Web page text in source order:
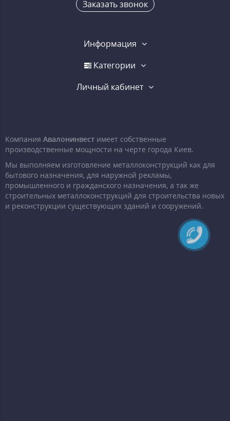
Заказать звонок
Информация
Категории
Личный кабинет
Компания Авалонинвест имеет собственные
производственные мощности на черте города Киев.
Мы выполняем изготовление металлоконструкций как для
бытового назначения, для наружной рекламы,
промышленного и гражданского назначения, а так же
строительных металлоконструкций для строительства новых
и реконструкции существующих зданий и сооружений.